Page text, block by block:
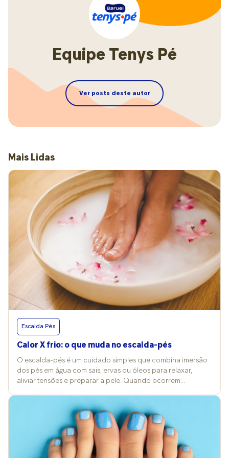
Equipe Tenys Pé
Ver posts deste autor
Mais Lidas
Escalda Pés
Calor X frio: o que muda no escalda-pés
O escalda-pés é um cuidado simples que combina imersão
dos pés em água com sais, ervas ou óleos para relaxar,
aliviar tensões e preparar a pele. Quando ocorrem
isso reflete nos efeitos e nos cuidados desse ritual. Vitória
Contini, professora de Cosmetologia Clínica na FMU, explica
que a prática pode ser feita com água quente, morna ou fria,
conforme o objetivo da pessoa, e costuma trazer benefícios
para a pele e a circulação. “No frio, a água aquecida